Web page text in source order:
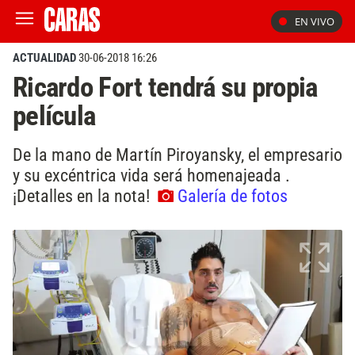
EN VIVO
ACTUALIDAD30-06-2018 16:26
Ricardo Fort tendrá su propia
película
De la mano de Martín Piroyansky, el empresario
y su excéntrica vida será homenajeada .
¡Detalles en la nota!
Galería de fotos